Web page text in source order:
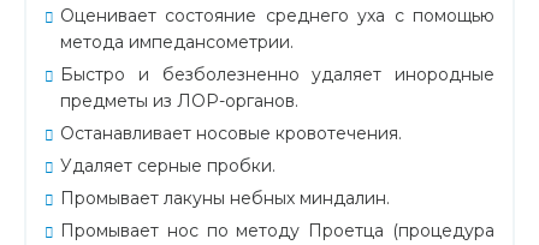
Оценивает состояние среднего уха с помощью
метода импедансометрии.
Быстро и безболезненно удаляет инородные
предметы из ЛОР-органов.
Останавливает носовые кровотечения.
Удаляет серные пробки.
Промывает лакуны небных миндалин.
Промывает нос по методу Проетца (процедура